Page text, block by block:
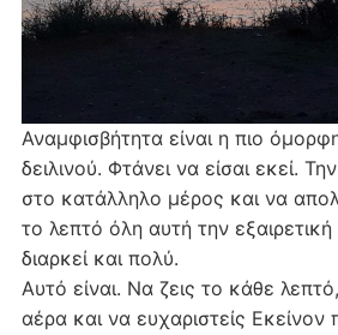
Αναμφισβήτητα είναι η πιο
δειλινού. Φτάνει να είσαι εκεί.
στο κατάλληλο μέρος και να
το λεπτό όλη αυτή την
διαρκεί και πολύ.
Αυτό είναι. Να ζεις το κάθε
αέρα και να ευχαριστείς